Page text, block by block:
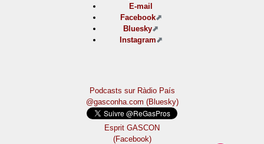
E-mail
Facebook
Bluesky
Instagram
Podcasts sur Ràdio País
@gasconha.com (Bluesky)
Esprit GASCON
(Facebook)